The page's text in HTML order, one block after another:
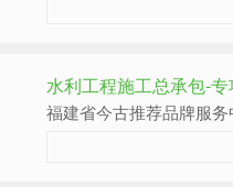
水利工程施工总承包-
福建省今古推荐品牌服务